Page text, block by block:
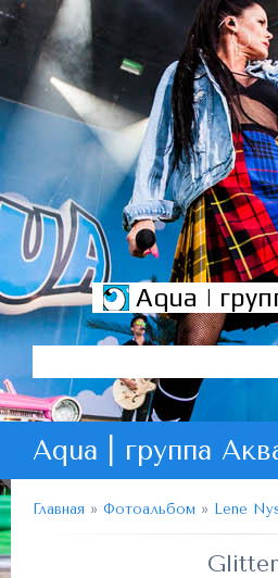
Aqua |
Aqua | группа
Главная » Фотоальбом » Lene
Glitter